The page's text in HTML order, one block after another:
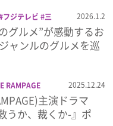
フジテレビ
三
2026.1.2
グルメ”が感動するお
ャンルのグルメを巡
RAMPAGE
TRIBE カ
顔のない患者
2025.12.24
主演ドラマ
うか、裁くか-』ポ